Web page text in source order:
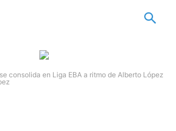
consolida en Liga EBA a ritmo de Alberto López